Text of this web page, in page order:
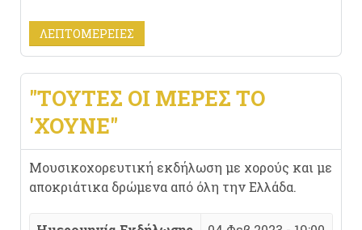
ΛΕΠΤΟΜΈΡΕΙΕΣ
"ΤΟΎΤΕΣ ΟΙ ΜΈΡΕΣ ΤΟ
'ΧΟΥΝΕ"
Μουσικοχορευτική εκδήλωση με χορούς και με
αποκριάτικα δρώμενα από όλη την Ελλάδα.